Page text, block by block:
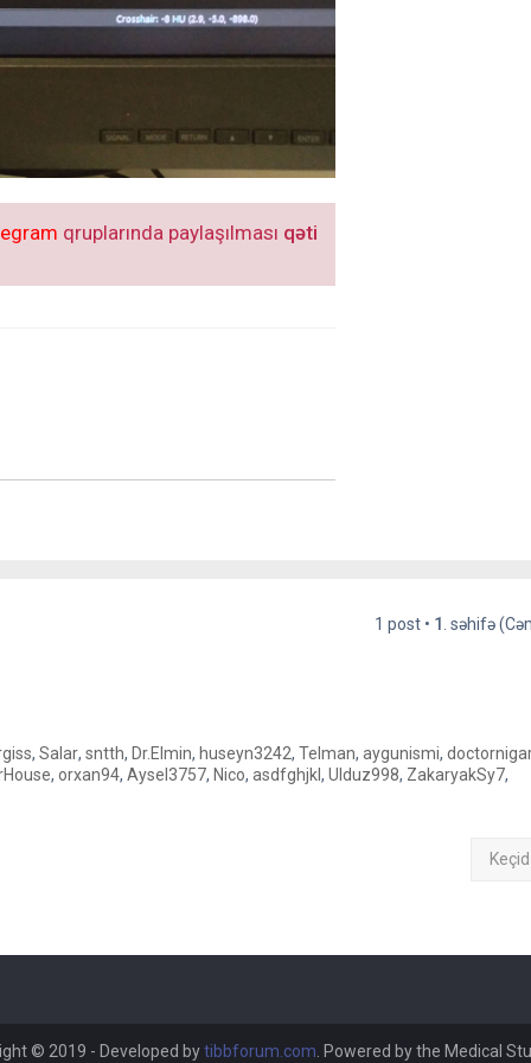
qruplarında paylaşılması qəti
1 post • 1 . səhifə
, Salar, sntth, Dr.Elmin, huseyn3242, Telman, aygunismi,
, orxan94, Aysel3757, Nico, asdfghjkl, Ulduz998, ZakaryakSy7,
© 2019 - Developed bytibbforum.com . Powered by the Medical